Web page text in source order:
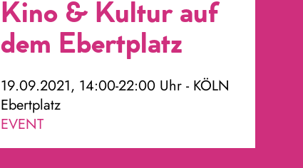
Kino & Kultur auf
dem Ebertplatz
19.09.2021, 14:00-22:00 Uhr - KÖLN
Ebertplatz
EVENT